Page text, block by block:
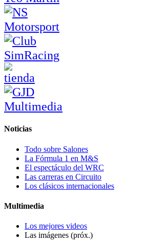
Noticias
Todo sobre Salones
La Fórmula 1 en M&S
El espectáculo del WRC
Las carreras en Circuito
Los clásicos internacionales
Multimedia
Los mejores videos
Las imágenes (próx.)